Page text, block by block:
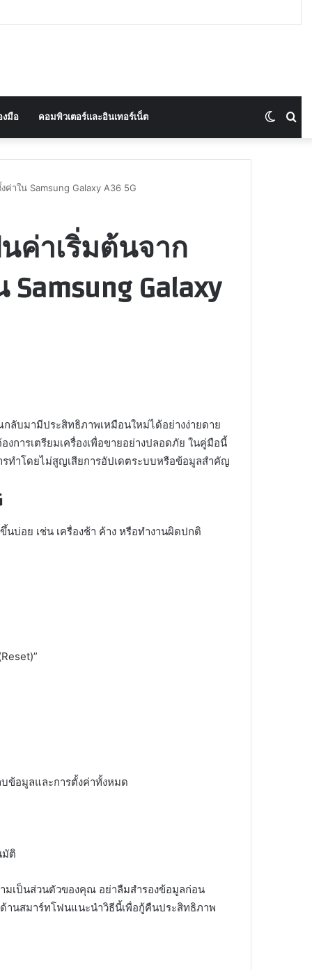
งมือ คอมพิวเตอร์และอินเทอร์เน็ต Switch
าใน Samsung Galaxy A36 5G
ค่าเริ่มต้นจาก
Galaxy
ลับมามีประสิทธิภาพเหมือนใหม่ได้อย่างง่ายดาย
การเตรียมเครื่องเพื่อขายอย่างปลอดภัย ในคู่มือนี้
รทำโดยไม่สูญเสียการอัปเดตระบบหรือข้อมูลสำคัญ
บ่อย เช่น เครื่องช้า ค้าง หรือทำงานผิดปกติ
บข้อมูลและการตั้งค่าทั้งหมด
มัติ
มเป็นส่วนตัวของคุณ อย่าลืมสำรองข้อมูลก่อน
านสมาร์ทโฟนแนะนำวิธีนี้เพื่อกู้คืนประสิทธิภาพ